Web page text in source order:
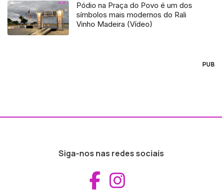
Pódio na Praça do Povo é um dos
símbolos mais modernos do Rali
Vinho Madeira (Vídeo)
PUB
Siga-nos nas redes sociais
Aceder ao